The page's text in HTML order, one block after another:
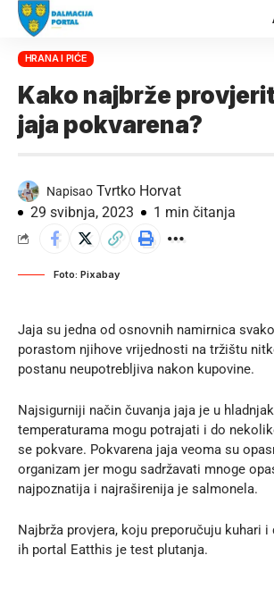
HRANA I PIĆE
Kako najbrže
jaja pokvarena?
Napisao Tvrtko Horvat
29 svibnja, 2023
1 min čitanja
Foto: Pixabay
Jaja su jedna od osnovnih namirnica
porastom njihove vrijednosti na tržištu
postanu neupotrebljiva nakon kupovine.
Najsigurniji način čuvanja jaja je u
temperaturama mogu potrajati i do
se pokvare. Pokvarena jaja veoma su
organizam jer mogu sadržavati mnoge
najpoznatija i najraširenija je salmonela.
Najbrža provjera, koju preporučuju kuhari
ih portal Eatthis je test plutanja.